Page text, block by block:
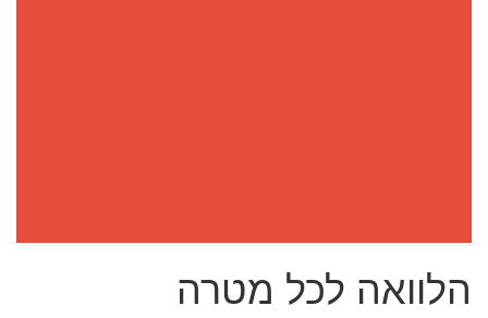
הלוואה לכל מטרה